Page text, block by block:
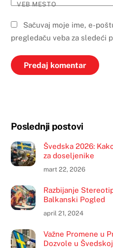
VEB MESTO
Sačuvaj moje ime, e-
pregledaču veba za sledeći
Poslednji postovi
Švedska 2026:
za doseljenike
mart 22, 2026
Razbijanje
Balkanski Pogled
april 21, 2024
Važne Promene u
Dozvole u Švedskoj